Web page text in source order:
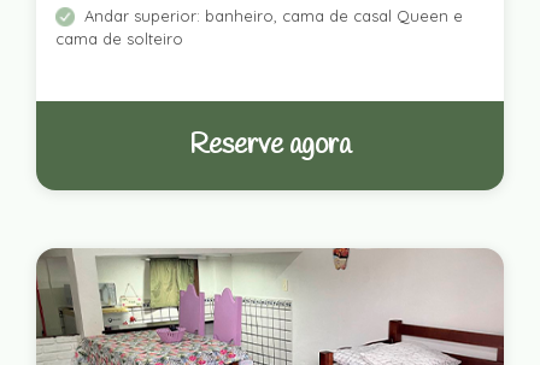
Andar superior: banheiro, cama de casal Queen e
cama de solteiro
Reserve agora